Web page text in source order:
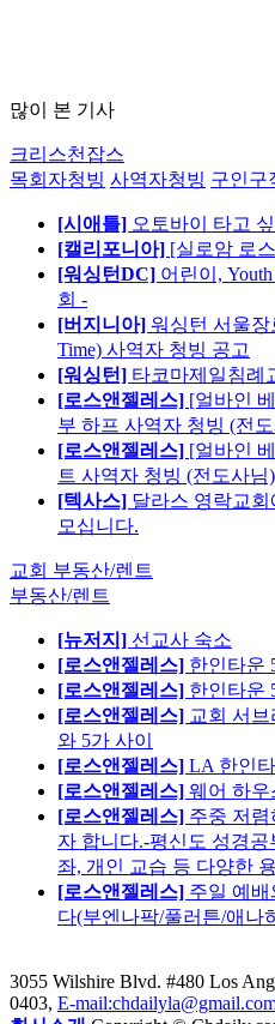
많이 본 기사
크리스천잡스
목회자청빙 사역자청빙 구인구
[시애틀] 오토바이 타고
[캘리포니아] [실로암 로
[워싱턴DC] 어린이,
회 -
[버지니아] 워싱턴 서울
Time) 사역자 청빙 공고
[워싱턴] 타코마제일침례
[로스앤젤레스] [얼바인
부 하프 사역자 청빙 (전
[로스앤젤레스] [얼바인
트 사역자 청빙 (전도사님)
[텍사스] 달라스 영락교회
모십니다.
교회 부동산/렌트
부동산/렌트
[뉴저지] 선교사 숙소
[로스앤젤레스] 한인타운
[로스앤젤레스] 한인타운
[로스앤젤레스] 교회 서
와 5가 사이
[로스앤젤레스] LA 한인
[로스앤젤레스] 웨어 하우
[로스앤젤레스] 주중 저
자 합니다.-평신도 성경
좌, 개인 교습 등 다양한
[로스앤젤레스] 주일 예배
다(부엔나팍/풀러튼/애나
3055 Wilshire Blvd. #480 Los
0403, E-